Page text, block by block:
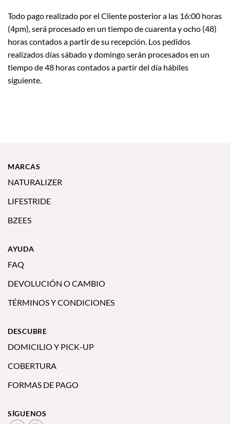
Todo pago realizado por el Cliente posterior a las 16:00 horas
(4pm), será procesado en un tiempo de cuarenta y ocho (48)
horas contados a partir de su recepción. Los pedidos
realizados días sábado y domingo serán procesados en un
tiempo de 48 horas contados a partir del día hábiles
siguiente.
MARCAS
NATURALIZER
LIFESTRIDE
BZEES
AYUDA
FAQ
DEVOLUCIÓN O CAMBIO
TÉRMINOS Y CONDICIONES
DESCUBRE
DOMICILIO Y PICK-UP
COBERTURA
FORMAS DE PAGO
SÍGUENOS